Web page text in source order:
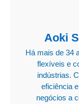
Aoki
Há mais de 34
flexíveis e
indústrias.
eficiência
negócios a